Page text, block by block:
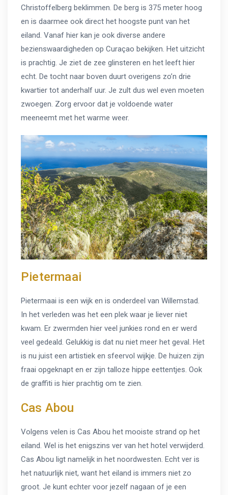
Christoffelberg beklimmen. De berg is 375 meter hoog
en is daarmee ook direct het hoogste punt van het
eiland. Vanaf hier kan je ook diverse andere
bezienswaardigheden op Curaçao bekijken. Het uitzicht
is prachtig. Je ziet de zee glinsteren en het leeft hier
echt. De tocht naar boven duurt overigens zo’n drie
kwartier tot anderhalf uur. Je zult dus wel even moeten
zwoegen. Zorg ervoor dat je voldoende water
meeneemt met het warme weer.
Pietermaai
Pietermaai is een wijk en is onderdeel van Willemstad.
In het verleden was het een plek waar je liever niet
kwam. Er zwermden hier veel junkies rond en er werd
veel gedeald. Gelukkig is dat nu niet meer het geval. Het
is nu juist een artistiek en sfeervol wijkje. De huizen zijn
fraai opgeknapt en er zijn talloze hippe eettentjes. Ook
de graffiti is hier prachtig om te zien.
Cas Abou
Volgens velen is Cas Abou het mooiste strand op het
eiland. Wel is het enigszins ver van het hotel verwijderd.
Cas Abou ligt namelijk in het noordwesten. Echt ver is
het natuurlijk niet, want het eiland is immers niet zo
groot. Je kunt echter voor jezelf nagaan of je een